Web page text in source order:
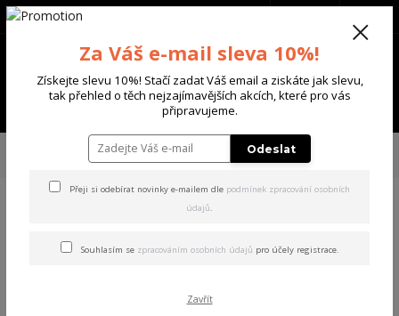
Menu
+420 702 136 620
TRIČKA & TÍLKA
Yakuza dámské tílko Pareidolia Urban
Tank Shirt cotton/candy 2XL
Pareidolia Urban Tank Shirt
Za Váš e-mail sleva 10%!
Získejte slevu 10%! Stačí zadat Váš email a ziskáte jak slevu,
tak přehled o těch nejzajímavějších akcích, které pro vás
připravujeme.
Odeslat
Přeji si odebírat novinky e-mailem dle podmínek zpracování osobních
údajů.
Souhlasím se zpracováním osobních údajů pro účely registrace.
Zavřít